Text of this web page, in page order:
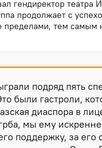
гендиректор театра
продолжает с
пределами, тем самым
подряд пять
были гастроли,
диаспора в
мы ему
поддержку, за